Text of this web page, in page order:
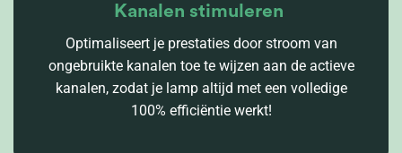
Kanalen stimuleren
Optimaliseert je prestaties door stroom van
ongebruikte kanalen toe te wijzen aan de actieve
kanalen, zodat je lamp altijd met een volledige
100% efficiëntie werkt!